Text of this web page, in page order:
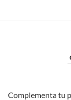
Complementa tu